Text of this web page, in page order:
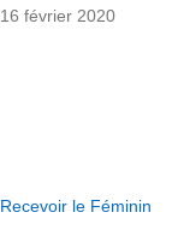
16 février 2020
Recevoir le Féminin